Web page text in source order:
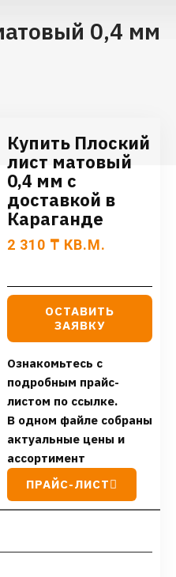
0,4 мм
Купить Плоский
лист матовый
0,4 мм с
доставкой в
Караганде
2 310 ₸ КВ.М.
ОСТАВИТЬ
ЗАЯВКУ
Ознакомьтесь с
подробным прайс-
листом по ссылке.
В одном файле собраны
актуальные цены и
ассортимент
ПРАЙС-ЛИСТ